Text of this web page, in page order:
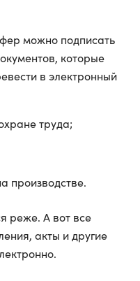
можно подписать
которые
в электронный
труда;
производстве.
реже. А вот все
акты и другие